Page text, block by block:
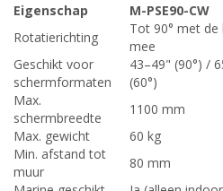
Eigenschap M-PSE90-CW
Rotatierichting
Tot 90° met de
mee
Geschikt voor
schermformaten
43–49" (90°) /
(60°)
Max.
schermbreedte
1100 mm
Max. gewicht
60 kg
Min. afstand tot
muur
80 mm